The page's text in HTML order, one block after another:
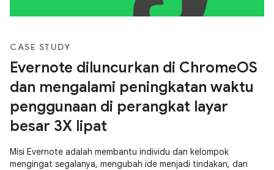
CASE STUDY
Evernote diluncurkan di ChromeOS
dan mengalami peningkatan waktu
penggunaan di perangkat layar
besar 3X lipat
Misi Evernote adalah membantu individu dan kelompok
mengingat segalanya, mengubah ide menjadi tindakan, dan